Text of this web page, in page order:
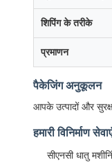
शिपिंग के तरीके
प्रमाणन
पैकेजिंग अनुकूलन
आपके उत्पादों और
हमारी विनिर्माण
सीएनसी धातु